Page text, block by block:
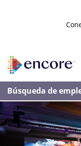
Búsqueda de